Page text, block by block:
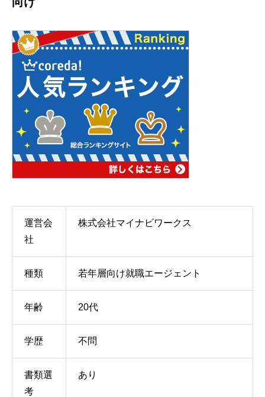
運営会
社
株式会社マイナビワークス
種類 若年層向け就職エージェント
年齢 20代
学歴 不問
書類選
考
あり